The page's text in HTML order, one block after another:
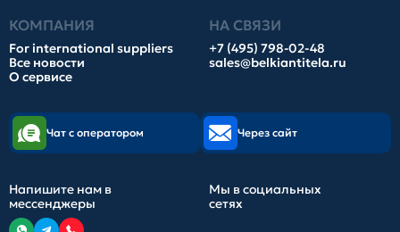
КОМПАНИЯ
For international suppliers
Все новости
О сервисе
НА СВЯЗИ
+7 (495) 798-02-48
sales@belkiantitela.ru
Чат с оператором Через сайт
Напишите нам в
мессенджеры
Мы в социальных
сетях